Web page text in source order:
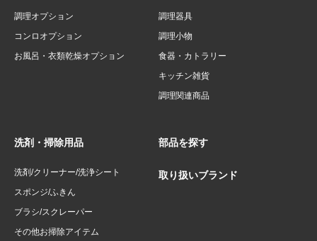
調理オプション
コンロオプション
お風呂・衣類乾燥オプション
調理器具
調理小物
食器・カトラリー
キッチン雑貨
調理関連商品
洗剤・掃除用品
洗剤/クリーナー/洗浄シート
スポンジ/ふきん
ブラシ/スクレーパー
その他お掃除アイテム
部品を探す
取り扱いブランド